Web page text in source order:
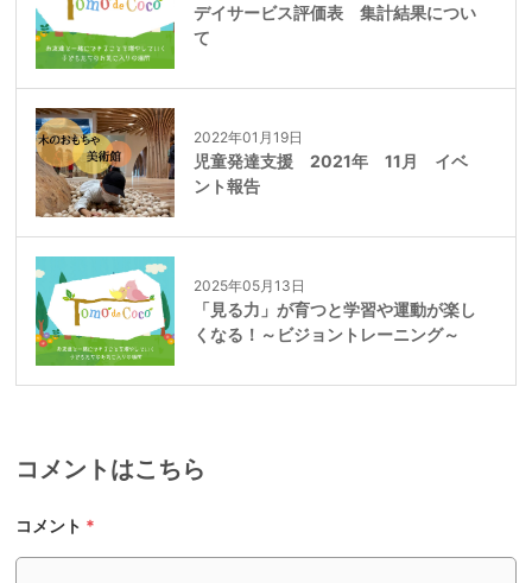
デイサービス評価表 集計結果につい
て
2022年01月19日
児童発達支援 2021年 11月 イベ
ント報告
2025年05月13日
「見る力」が育つと学習や運動が楽し
くなる！～ビジョントレーニング～
コメントはこちら
コメント *